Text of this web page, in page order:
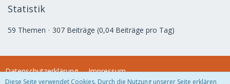
Statistik
59 Themen 307 Beiträge (0,04 Beiträge pro Tag)
Datenschutzerklärung Impressum
Diese Seite verwendet Cookies. Durch die Nutzung unserer Seite erklären